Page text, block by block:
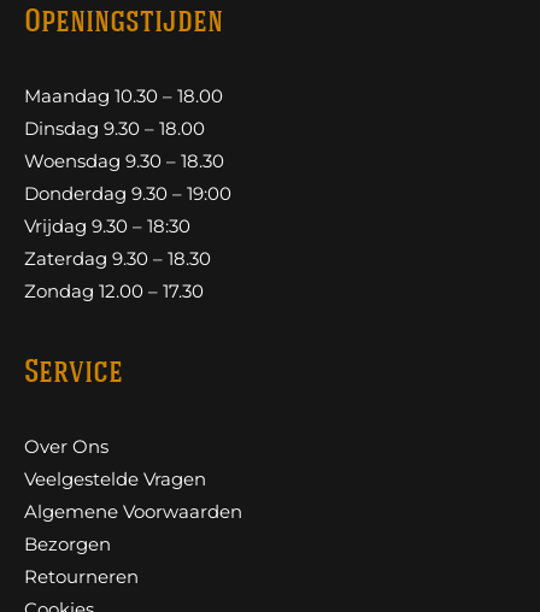
Openingstijden
Maandag 10.30 – 18.00
Dinsdag 9.30 – 18.00
Woensdag 9.30 – 18.30
Donderdag 9.30 – 19:00
Vrijdag 9.30 – 18:30
Zaterdag 9.30 – 18.30
Zondag 12.00 – 17.30
Service
Over Ons
Veelgestelde Vragen
Algemene Voorwaarden
Bezorgen
Retourneren